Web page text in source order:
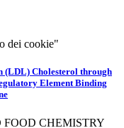
dei cookie"
(LDL) Cholesterol through
Element Binding
CHEMISTRY